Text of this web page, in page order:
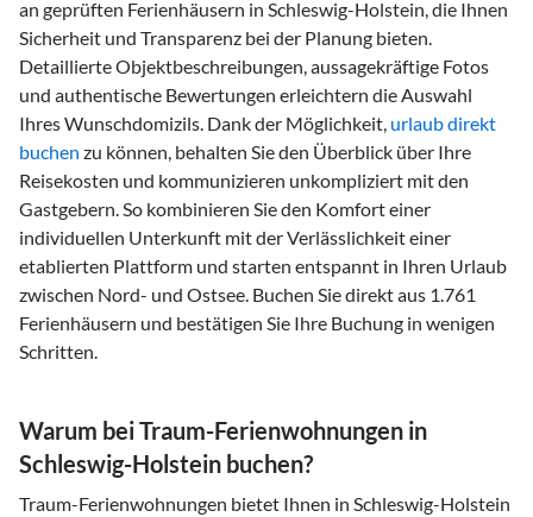
an geprüften Ferienhäusern in Schleswig-Holstein, die Ihnen
Sicherheit und Transparenz bei der Planung bieten.
Detaillierte Objektbeschreibungen, aussagekräftige Fotos
und authentische Bewertungen erleichtern die Auswahl
Ihres Wunschdomizils. Dank der Möglichkeit, urlaub direkt
buchen zu können, behalten Sie den Überblick über Ihre
Reisekosten und kommunizieren unkompliziert mit den
Gastgebern. So kombinieren Sie den Komfort einer
individuellen Unterkunft mit der Verlässlichkeit einer
etablierten Plattform und starten entspannt in Ihren Urlaub
zwischen Nord- und Ostsee. Buchen Sie direkt aus 1.761
Ferienhäusern und bestätigen Sie Ihre Buchung in wenigen
Schritten.
Warum bei Traum-Ferienwohnungen in
Schleswig-Holstein buchen?
Traum-Ferienwohnungen bietet Ihnen in Schleswig-Holstein